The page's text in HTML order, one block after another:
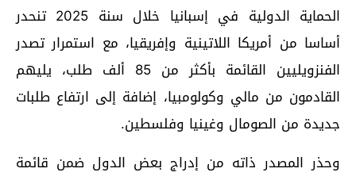
الحماية الدولية في إسبانيا خلال سنة 2025 تنحدر
أساسا من أمريكا اللاتينية وإفريقيا، مع استمرار تصدر
الفنزويليين القائمة بأكثر من 85 ألف طلب، يليهم
القادمون من مالي وكولومبيا، إضافة إلى ارتفاع طلبات
جديدة من الصومال وغينيا وفلسطين.
وحذر المصدر ذاته من إدراج بعض الدول ضمن قائمة